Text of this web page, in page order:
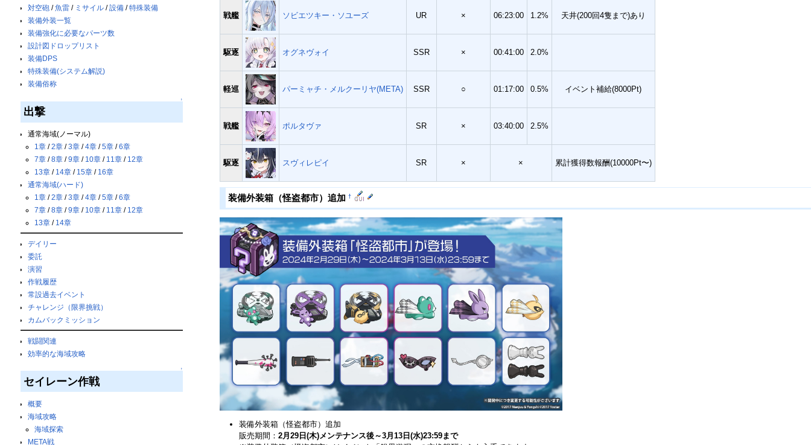
対空砲 /魚雷/ ミサイル/設備/特殊装備
装備外装一覧
装備強化に必要なパーツ数
設計図ドロップリスト
装備DPS
特殊装備(システム解説)
装備俗称
↑
出撃
通常海域(ノーマル)
1章 /2章 /3章 /4章 /5章 /6章
7章 /8章 /9章 / 10章 / 11章 / 12章
13章 / 14章 / 15章 / 16章
通常海域(ハード)
1章 /2章 /3章 /4章 /5章 /6章
7章 /8章 /9章 / 10章 / 11章 / 12章
13章 / 14章
デイリー
委託
演習
作戦履歴
常設過去イベント
チャレンジ（限界挑戦）
カムバックミッション
戦闘関連
効率的な海域攻略
↑
セイレーン作戦
概要
海域攻略
海域探索
META戦
戦艦 ソビエツキー・ソユーズ UR × 06:23:00 1.2% 天井(200回4隻まで)あり
駆逐 オグネヴォイ SSR × 00:41:00 2.0%
軽巡 パーミャチ・メルクーリヤ(META) SSR ○ 01:17:00 0.5% イベント補給(8000Pt)
戦艦 ポルタヴァ SR × 03:40:00 2.5%
駆逐 スヴィレピイ SR × × 累計獲得数報酬(10000Pt〜)
装備外装箱（怪盗都市）追加†
装備外装箱（怪盗都市）追加
販売期間： 2月29日(木)メンテナンス後～3月13日(水)23:59まで